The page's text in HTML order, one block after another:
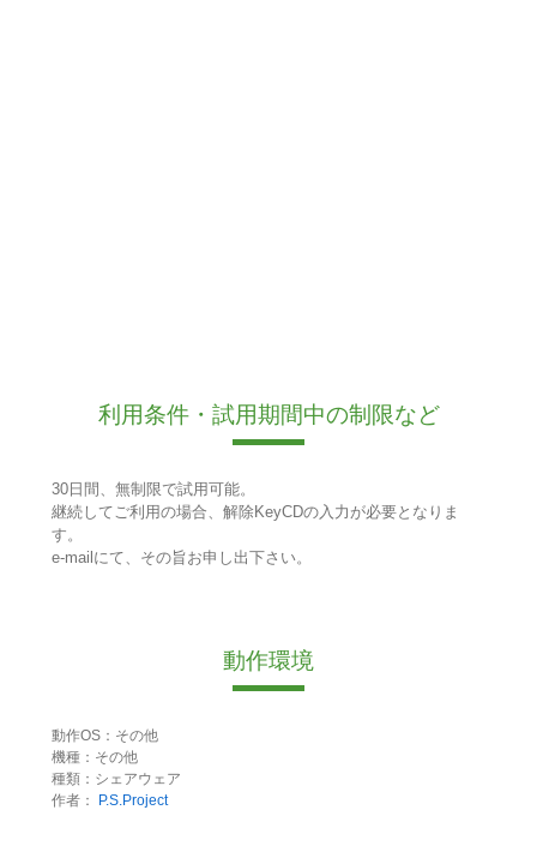
利用条件・試用期間中の制限など
30日間、無制限で試用可能。
継続してご利用の場合、解除KeyCDの入力が必要となりま
す。
e-mailにて、その旨お申し出下さい。
動作環境
動作OS：その他
機種：その他
種類：シェアウェア
作者：
P.S.Project